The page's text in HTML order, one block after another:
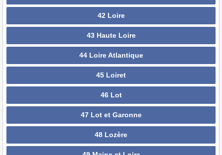
42 Loire
43 Haute Loire
44 Loire Atlantique
45 Loiret
46 Lot
47 Lot et Garonne
48 Lozère